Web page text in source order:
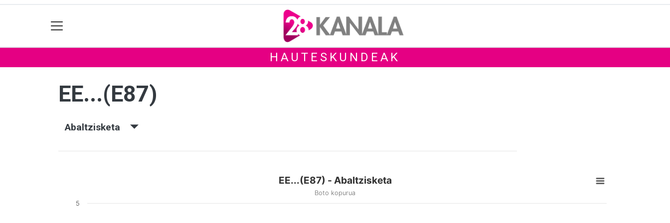
HAUTESKUNDEAK
EE...(E87)
Abaltzisketa
EE...(E87) - Abaltzisketa
Boto kopurua
5